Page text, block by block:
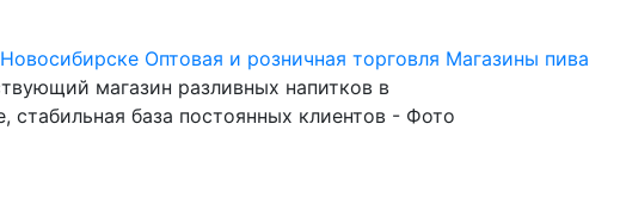
Оптовая и розничная торговля Магазины пива